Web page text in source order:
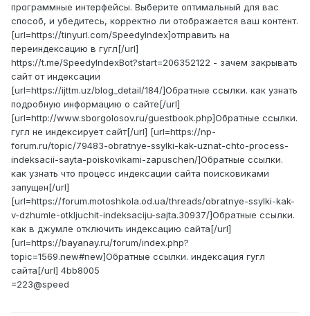
программные интерфейсы. Выберите оптимальный для вас
способ, и убедитесь, корректно ли отображается ваш контент.
[url=https://tinyurl.com/SpeedyIndex]отправить на
переиндексацию в гугл[/url]
https://t.me/SpeedyIndexBot?start=206352122 - зачем закрывать
сайт от индексации
[url=https://ijttm.uz/blog_detail/184/]Обратные ссылки. как узнать
подробную информацию о сайте[/url]
[url=http://www.sborgolosov.ru/guestbook.php]Обратные ссылки.
гугл не индексирует сайт[/url] [url=https://np-
forum.ru/topic/79483-obratnye-ssylki-kak-uznat-chto-process-
indeksacii-sayta-poiskovikami-zapuschen/]Обратные ссылки.
как узнать что процесс индексации сайта поисковиками
запущен[/url]
[url=https://forum.motoshkola.od.ua/threads/obratnye-ssylki-kak-
v-dzhumle-otkljuchit-indeksaciju-sajta.30937/]Обратные ссылки.
как в джумле отключить индексацию сайта[/url]
[url=https://bayanay.ru/forum/index.php?
topic=1569.new#new]Обратные ссылки. индексация гугл
сайта[/url] 4bb8005
=223@speed